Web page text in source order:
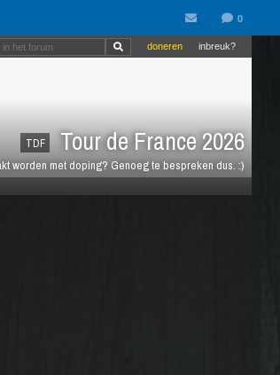
TDF Tour de France 2026
worden met doping? Genoeg te bespreken dus. :)
inbreuk?
doneren